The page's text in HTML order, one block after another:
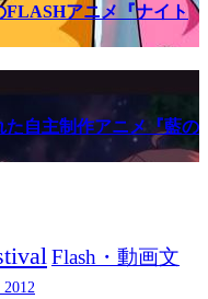
FLASHアニメ『ナイト
自主制作アニメ『藍の
Flash・動画文